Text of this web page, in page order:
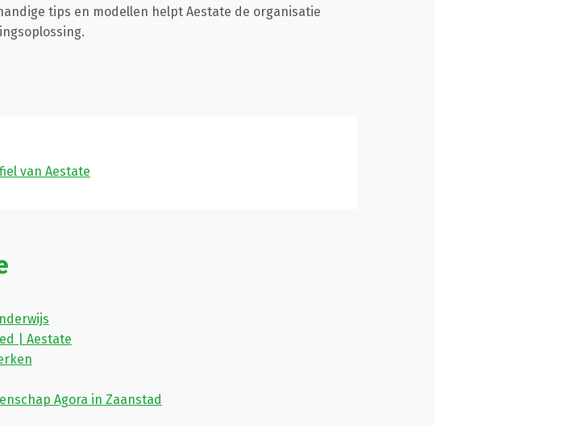
tips en modellen helpt Aestate de organisatie
van Aestate
| Aestate
Agora in Zaanstad